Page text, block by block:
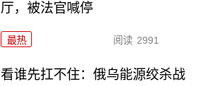
厅，被法官喊停
最热 阅读 2991
看谁先扛不住：俄乌能源绞杀战